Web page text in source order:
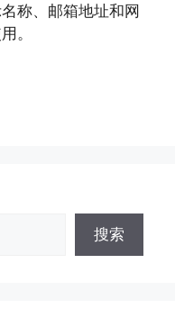
称、邮箱地址和网
。
搜索